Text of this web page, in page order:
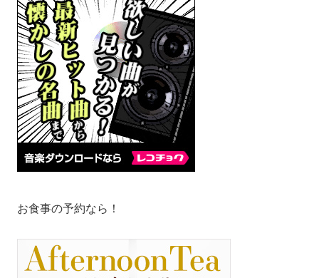
お食事の予約なら！